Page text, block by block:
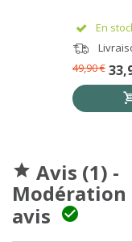
En
49,90 €
 Avis (1) -
Modération
avis
